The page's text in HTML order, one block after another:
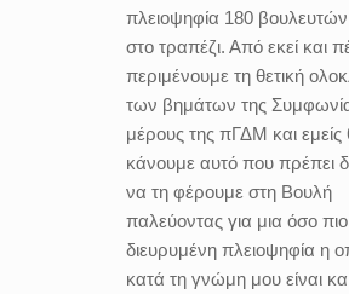
πλειοψηφία 180 βουλευτών
στο τραπέζι. Από εκεί και
περιμένουμε τη θετική
των βημάτων της
μέρους της πΓΔΜ και εμείς
κάνουμε αυτό που πρέπει
να τη φέρουμε στη Βουλή
παλεύοντας για μια όσο πιο
διευρυμένη πλειοψηφία η
κατά τη γνώμη μου είναι